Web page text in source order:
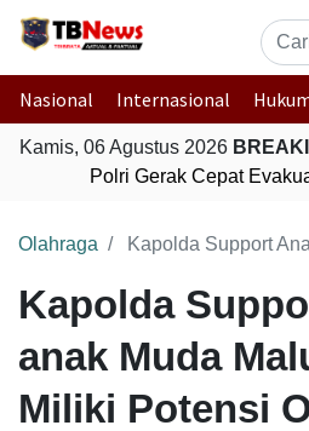
Nasional Internasional
Kamis, 06 Agustus 2026
Polri Gerak Cepat
Olahraga Kapolda Support Anak-anak Muda
Kapolda
anak Muda
Miliki Potensi